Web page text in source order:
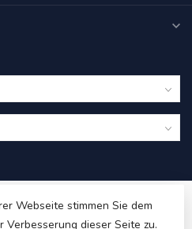
Webseite stimmen Sie dem
Verbesserung dieser Seite zu.